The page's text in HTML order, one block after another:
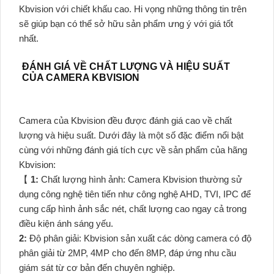
Kbvision với chiết khấu cao. Hi vọng những thông tin trên
sẽ giúp bạn có thể sở hữu sản phẩm ưng ý với giá tốt
nhất.
ĐÁNH GIÁ VỀ CHẤT LƯỢNG VÀ HIỆU SUẤT
CỦA CAMERA KBVISION
Camera của Kbvision đều được đánh giá cao về chất
lượng và hiệu suất. Dưới đây là một số đặc điểm nổi bật
cùng với những đánh giá tích cực về sản phẩm của hãng
Kbvision:
【 1: Chất lượng hình ảnh: Camera Kbvision thường sử
dụng công nghệ tiên tiến như công nghệ AHD, TVI, IPC để
cung cấp hình ảnh sắc nét, chất lượng cao ngay cả trong
điều kiện ánh sáng yếu.
2: Độ phân giải: Kbvision sản xuất các dòng camera có độ
phân giải từ 2MP, 4MP cho đến 8MP, đáp ứng nhu cầu
giám sát từ cơ bản đến chuyên nghiệp.